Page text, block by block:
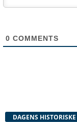
0 COMMENTS
DAGENS HISTORISKE